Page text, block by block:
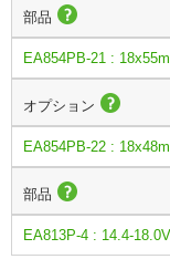
部品
EA854PB-21 :
オプション
EA854PB-22 :
部品
EA813P-4 : 14.4-